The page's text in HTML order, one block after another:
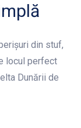
din stuf,
locul perfect
Dunării de